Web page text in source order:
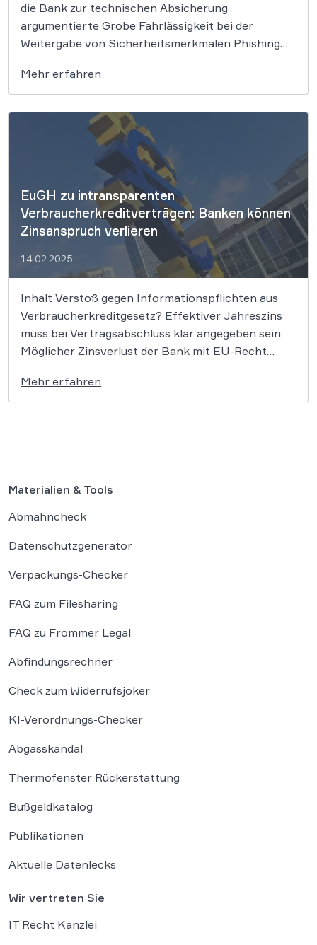
die Bank zur technischen Absicherung
argumentierte Grobe Fahrlässigkeit bei der
Weitergabe von Sicherheitsmerkmalen Phishing
– Ihr Partner in Rechtsfragen Eine Frau verliert
fast 2.000 Euro durch Phishing bei einer
Reisebuchung. Die Bank verweigert die
Rückzahlung, weil die Kundin […]
Mehr erfahren
EuGH zu intransparenten
Verbraucherkreditverträgen: Banken können
Zinsanspruch verlieren
14.02.2025
Inhalt Verstoß gegen Informationspflichten aus
Verbraucherkreditgesetz? Effektiver Jahreszins
muss bei Vertragsabschluss klar angegeben sein
Möglicher Zinsverlust der Bank mit EU-Recht
gewähren, müssen sie jegliche Änderungen klar und
transparent darstellen und ihrer
Mehr erfahren
Materialien & Tools
Abmahncheck
Datenschutzgenerator
Verpackungs-Checker
FAQ zum Filesharing
FAQ zu Frommer Legal
Abfindungsrechner
Check zum Widerrufsjoker
KI-Verordnungs-Checker
Abgasskandal
Thermofenster Rückerstattung
Bußgeldkatalog
Publikationen
Aktuelle Datenlecks
Wir vertreten Sie
IT Recht Kanzlei